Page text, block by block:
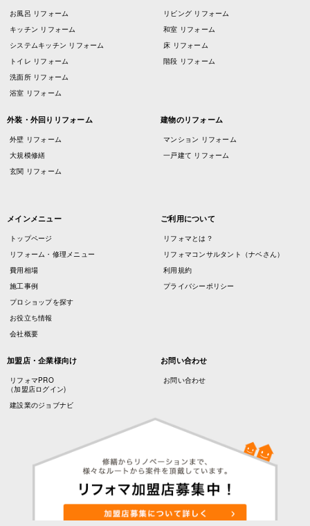
お風呂 リフォーム
キッチン リフォーム
システムキッチン リフォーム
トイレ リフォーム
洗面所 リフォーム
浴室 リフォーム
リビング リフォーム
和室 リフォーム
床 リフォーム
階段 リフォーム
外装・外回りリフォーム
外壁 リフォーム
大規模修繕
玄関 リフォーム
建物のリフォーム
マンション リフォーム
一戸建て リフォーム
メインメニュー
トップページ
リフォーム・修理メニュー
費用相場
施工事例
プロショップを探す
お役立ち情報
会社概要
ご利用について
リフォマとは？
リフォマコンサルタント（ナベさん）
利用規約
プライバシーポリシー
加盟店・企業様向け
リフォマPRO
（加盟店ログイン)
建設業のジョブナビ
お問い合わせ
お問い合わせ